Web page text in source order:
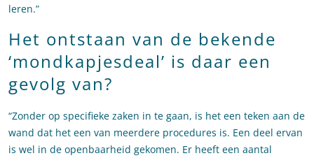
leren.”
Het ontstaan van de bekende
‘mondkapjesdeal’ is daar een
gevolg van?
“Zonder op specifieke zaken in te gaan, is het een teken aan de
wand dat het een van meerdere procedures is. Een deel ervan
is wel in de openbaarheid gekomen. Er heeft een aantal